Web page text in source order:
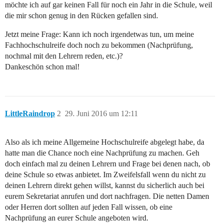
möchte ich auf gar keinen Fall für noch ein Jahr in die Schule, weil
die mir schon genug in den Rücken gefallen sind.
Jetzt meine Frage: Kann ich noch irgendetwas tun, um meine
Fachhochschulreife doch noch zu bekommen (Nachprüfung,
nochmal mit den Lehrern reden, etc.)?
Dankeschön schon mal!
LittleRaindrop 29. Juni 2016 um 12:11
2
Also als ich meine Allgemeine Hochschulreife abgelegt habe, da
hatte man die Chance noch eine Nachprüfung zu machen. Geh
doch einfach mal zu deinen Lehrern und Frage bei denen nach, ob
deine Schule so etwas anbietet. Im Zweifelsfall wenn du nicht zu
deinen Lehrern direkt gehen willst, kannst du sicherlich auch bei
eurem Sekretariat anrufen und dort nachfragen. Die netten Damen
oder Herren dort sollten auf jeden Fall wissen, ob eine
Nachprüfung an eurer Schule angeboten wird.